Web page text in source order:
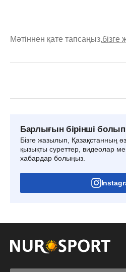
Мәтіннен қате тапсаңыз,бізге
Барлығын бірінші
Бізге жазылып, Қазақстанның
қызықты суреттер, видеолар
хабардар болыңыз.